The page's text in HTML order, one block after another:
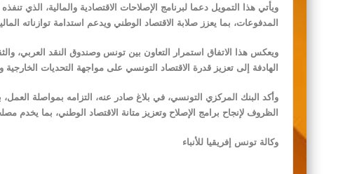
ويأتي هذا التمويل دعما لبرنامج الإصلاحات الاقتصادية والمالية، الذي
المدفوعات، بما يعزز صلابة الاقتصاد الوطني ويدعم استدامة توازناته
ويعكس هذا الاتفاق استمرار التعاون بين تونس وصندوق النقد العربي،
الهادفة إلى تعزيز قدرة الاقتصاد التونسي على مواجهة التحديات
وأكد البنك المركزي التونسي، في بلاغ صادر عنه، التزامه بمواصلة
الظروف لإنجاح برامج الإصلاح وتعزيز متانة الاقتصاد الوطني، بما يخدم
وكالة تونس إفريقيا للأنباء